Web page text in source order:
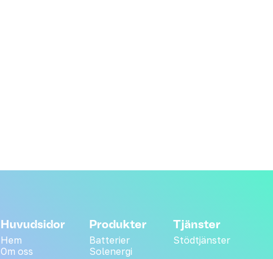
Huvudsidor
Hem
Om oss
Produkter
Batterier
Solenergi
Tjänster
Stödtjänster